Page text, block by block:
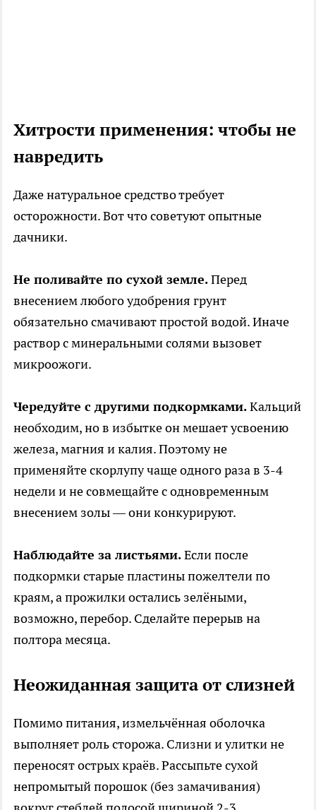
Хитрости применения: чтобы не
навредить
Даже натуральное средство требует
осторожности. Вот что советуют опытные
дачники.
Не поливайте по сухой земле.Перед
внесением любого удобрения грунт
обязательно смачивают простой водой. Иначе
раствор с минеральными солями вызовет
микроожоги.
Чередуйте с другими подкормками.Кальций
необходим, но в избытке он мешает усвоению
железа, магния и калия. Поэтому не
применяйте скорлупу чаще одного раза в 3-4
недели и не совмещайте с одновременным
внесением золы — они конкурируют.
Наблюдайте за листьями.Если после
подкормки старые пластины пожелтели по
краям, а прожилки остались зелёными,
возможно, перебор. Сделайте перерыв на
полтора месяца.
Неожиданная защита от слизней
Помимо питания, измельчённая оболочка
выполняет роль сторожа. Слизни и улитки не
переносят острых краёв. Рассыпьте сухой
непромытый порошок (без замачивания)